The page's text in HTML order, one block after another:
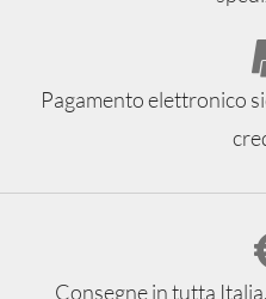
Pagamento elettronico
Consegne in tutta